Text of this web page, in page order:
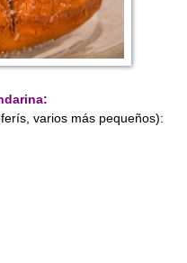
varios más pequeños):